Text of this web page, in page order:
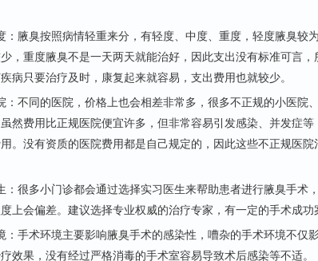
腋臭按照病情轻重来分，有轻度、中度、重度，轻度腋臭较
，重度腋臭不是一天两天就能治好，因此支出没有标准可言，
病只要治疗及时，康复起来就容易，支出费用也就较少。
不同的医院，价格上也会相差非常多，很多不正规的小医院
然费用比正规医院便宜许多，但非常容易引发感染、并发症等
。没有资质的医院费用都是自己规定的，因此这些不正规医院
很多小门诊都会通过选择实习医生来帮助患者进行腋臭手术
上会偏差。建议选择专业权威的治疗专家，有一定的手术成功
手术环境主要影响腋臭手术的感染性，嘈杂的手术环境不仅
效果，没有经过严格消毒的手术室容易导致术后感染等不适。